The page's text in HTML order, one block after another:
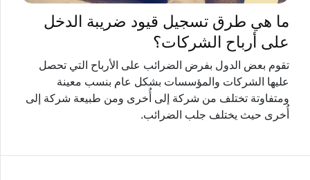
ما هي طرق تسجيل قيود ضريبة الدخل
على أرباح الشركات؟
تقوم بعض الدول بفرض الضرائب على الأرباح التي تحصل
عليها الشركات والمؤسسات بشكل عام بنسب معينة
ومتفاوتة تختلف من شركة إلى أُخرى ومن طبيعة شركة إلى
أُخرى حيث يختلف جلب الضرائب.